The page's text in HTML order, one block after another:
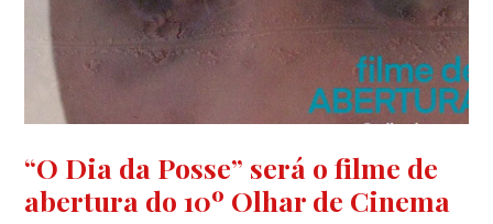
NOTÍCIAS,
NOTÍCIAS
DE
“O Dia da Posse” será o filme de
abertura do 10º Olhar de Cinema